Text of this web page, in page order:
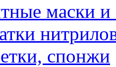
маски и
спонжи